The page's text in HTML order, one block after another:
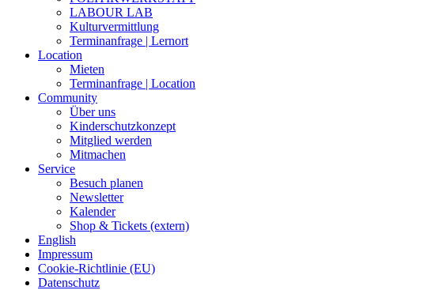
LABOUR LAB
Kulturvermittlung
Terminanfrage | Lernort
Location
Mieten
Terminanfrage | Location
Community
Über uns
Kinderschutzkonzept
Mitglied werden
Mitmachen
Service
Besuch planen
Newsletter
Kalender
Shop & Tickets (extern)
English
Impressum
Cookie-Richtlinie (EU)
Datenschutz